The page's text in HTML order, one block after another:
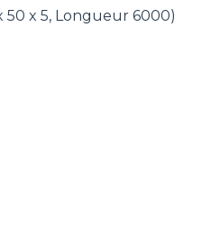
50 x 5, Longueur 6000)